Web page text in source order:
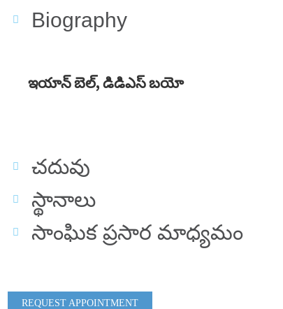
Biography
ఇయాన్ బెల్, డిడిఎస్ బయో
చదువు
స్థానాలు
సాంఘిక ప్రసార మాధ్యమం
REQUEST APPOINTMENT